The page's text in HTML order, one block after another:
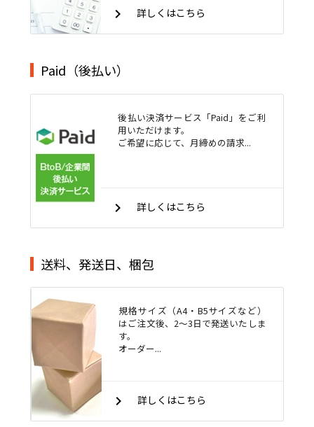
keyboard_arrow_right 詳しくはこちら
Paid（後払い）
後払い決済サービス「Paid」をご利
用いただけます。
ご希望に応じて、月締めの請求...
keyboard_arrow_right 詳しくはこちら
送料、発送日、梱包
規格サイズ（A4・B5サイズなど）
はご注文後、2～3日で発送いたしま
す。
オーダー...
keyboard_arrow_right 詳しくはこちら